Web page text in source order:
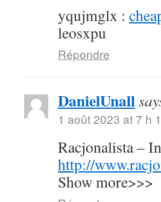
yqujmglx :
leosxpu
Répondre
DanielUnall
1 août 2023 at 7 h
Racjonalista –
http://
Show more>>>